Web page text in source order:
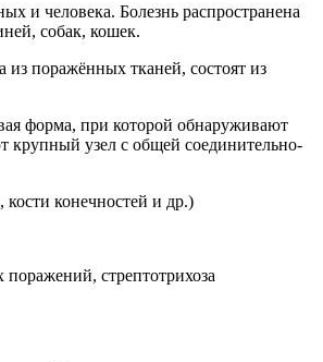
и человека. Болезнь распространена
собак, кошек.
поражённых тканей, состоят из
форма, при которой обнаруживают
узел с общей соединительно-
кости конечностей и др.)
стрептотрихоза